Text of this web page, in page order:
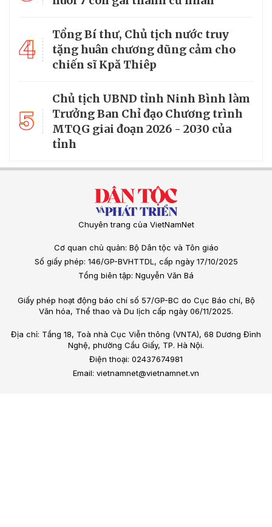
4
Tổng Bí thư, Chủ tịch nước truy
tặng huân chương dũng cảm cho
chiến sĩ Kpă Thiêp
5
Chủ tịch UBND tỉnh Ninh Bình làm
Trưởng Ban Chỉ đạo Chương trình
MTQG giai đoạn 2026 - 2030 của
tỉnh
Chuyên trang của VietNamNet
Cơ quan chủ quản: Bộ Dân tộc và Tôn giáo
Số giấy phép: 146/GP-BVHTTDL, cấp ngày 17/10/2025
Tổng biên tập: Nguyễn Văn Bá
Giấy phép hoạt động báo chí số 57/GP-BC do Cục Báo chí, Bộ
Văn hóa, Thể thao và Du lịch cấp ngày 06/11/2025.
Địa chỉ: Tầng 18, Toà nhà Cục Viễn thông (VNTA), 68 Dương Đình
Nghệ, phường Cầu Giấy, TP. Hà Nội.
Điện thoại: 02437674981
Email: vietnamnet@vietnamnet.vn